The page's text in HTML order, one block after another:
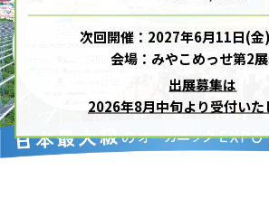
次回開催：2027年6月11日(
会場：みやこめっせ第2
出展募集は
2026年8月中旬より受付いた